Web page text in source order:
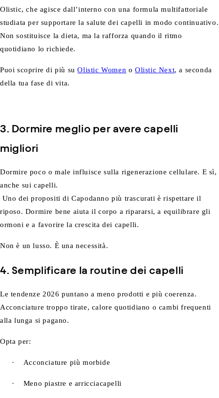
Olistic, che agisce dall’interno con una formula multifattoriale
studiata per supportare la salute dei capelli in modo continuativo.
Non sostituisce la dieta, ma la rafforza quando il ritmo
quotidiano lo richiede.
Puoi scoprire di più suOlistic Women oOlistic Next, a seconda
della tua fase di vita.
3. Dormire meglio per avere capelli
migliori
Dormire poco o male influisce sulla rigenerazione cellulare. E sì,
anche sui capelli.
Uno dei propositi di Capodanno più trascurati è rispettare il
riposo. Dormire bene aiuta il corpo a ripararsi, a equilibrare gli
ormoni e a favorire la crescita dei capelli.
Non è un lusso. È una necessità.
4. Semplificare la routine dei capelli
Le tendenze 2026 puntano a meno prodotti e più coerenza.
Acconciature troppo tirate, calore quotidiano o cambi frequenti
alla lunga si pagano.
Opta per:
· Acconciature più morbide
· Meno piastre e arricciacapelli